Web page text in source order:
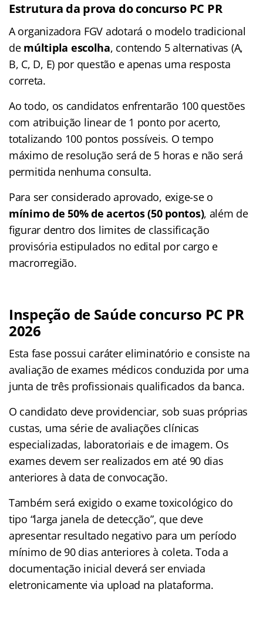
Estrutura da prova do concurso PC PR
A organizadora FGV adotará o modelo tradicional
de múltipla escolha, contendo 5 alternativas (A,
B, C, D, E) por questão e apenas uma resposta
correta.
Ao todo, os candidatos enfrentarão 100 questões
com atribuição linear de 1 ponto por acerto,
totalizando 100 pontos possíveis. O tempo
máximo de resolução será de 5 horas e não será
permitida nenhuma consulta.
Para ser considerado aprovado, exige-se o
mínimo de 50% de acertos (50 pontos), além de
figurar dentro dos limites de classificação
provisória estipulados no edital por cargo e
macrorregião.
Inspeção de Saúde concurso PC PR
2026
Esta fase possui caráter eliminatório e consiste na
avaliação de exames médicos conduzida por uma
junta de três profissionais qualificados da banca.
O candidato deve providenciar, sob suas próprias
custas, uma série de avaliações clínicas
especializadas, laboratoriais e de imagem. Os
exames devem ser realizados em até 90 dias
anteriores à data de convocação.
Também será exigido o exame toxicológico do
tipo “larga janela de detecção”, que deve
apresentar resultado negativo para um período
mínimo de 90 dias anteriores à coleta. Toda a
documentação inicial deverá ser enviada
eletronicamente via upload na plataforma.